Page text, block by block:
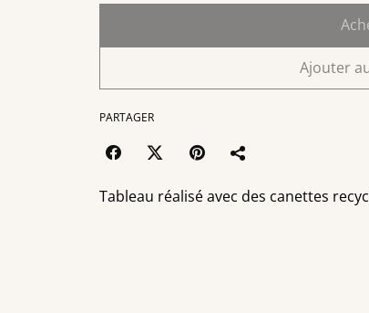
Ajouter
PARTAGER
Tableau réalisé avec des canettes